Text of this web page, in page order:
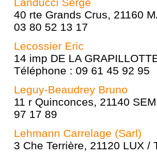
40 rte Grands Crus, 21160
03 80 52 13 17
Lecossier Eric
14 imp DE LA
Téléphone : 09 61 45 92 95
Leguy-Beaudrey Bruno
11 r Quinconces, 21140
97 17 89
Lehmann Carrelage (Sarl)
3 Che Terrière, 21120 LUX